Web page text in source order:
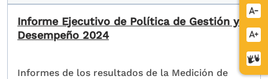
letra
letra
de
Informe Ejecutivo de Política de Gestión y
Desempeño 2024
Informes de los resultados de la Medición de